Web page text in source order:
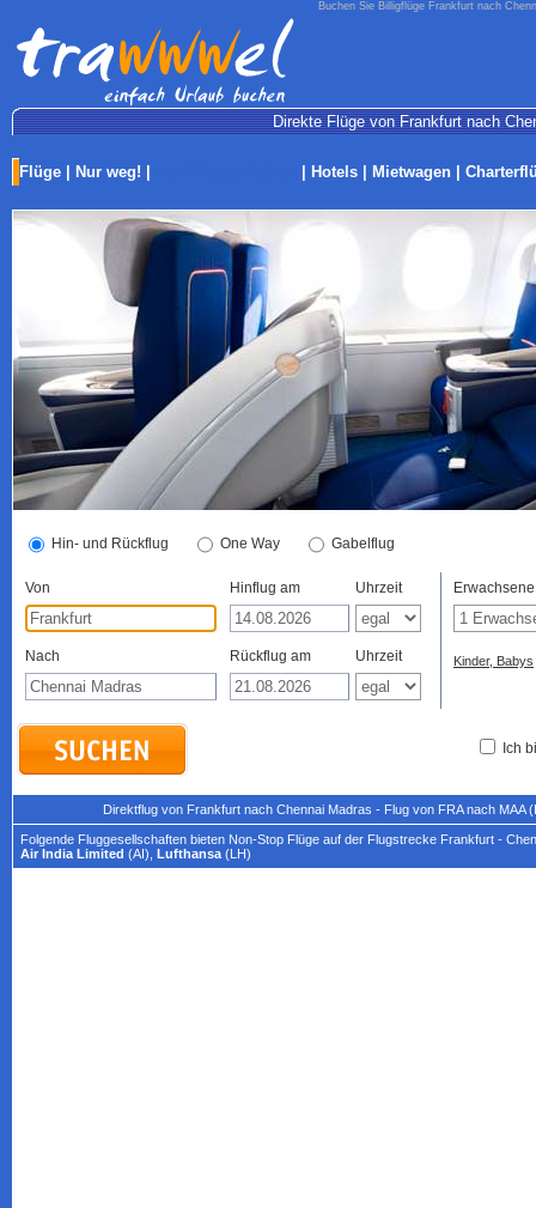
Buchen Sie Billigflüge Frankfurt nach
Direkte Flüge von Frankfurt nach
Flüge Nur weg! Hotels Mietwagen
Hin- und Rückflug One Way Gabelflug
Von Hinflug am Uhrzeit
Nach Rückflug am Uhrzeit
Erwachsene
Kinder, Babys
Ich
Direktflug von Frankfurt nach Chennai Madras - Flug von FRA nach MAA
Folgende Fluggesellschaften bieten Non-Stop Flüge auf der Flugstrecke Frankfurt -
Air India Limited (AI), Lufthansa (LH)